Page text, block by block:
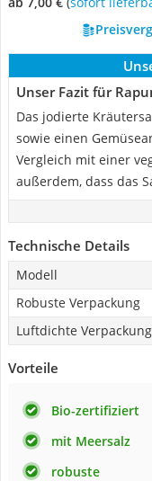
Unser Fazit für
Das jodierte
sowie einen
Vergleich mit einer
außerdem, dass das
Technische Details
Modell
Robuste Verpackung
Luftdichte Verpackung
Vorteile
Bio-zertifiziert
mit Meersalz
robuste